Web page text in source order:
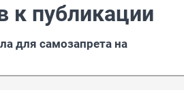
к публикации
для самозапрета на